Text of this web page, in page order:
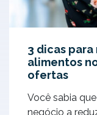
3 dicas
alimentos
ofertas
Você sabia
negócio a